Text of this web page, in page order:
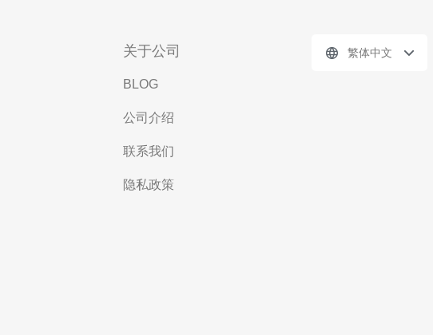
关于公司
BLOG
公司介绍
联系我们
隐私政策
繁体中文